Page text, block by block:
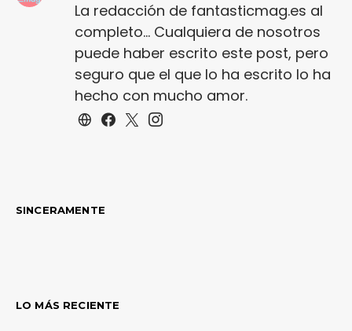
La redacción de fantasticmag.es al
completo... Cualquiera de nosotros
puede haber escrito este post, pero
seguro que el que lo ha escrito lo ha
hecho con mucho amor.
SINCERAMENTE
LO MÁS RECIENTE